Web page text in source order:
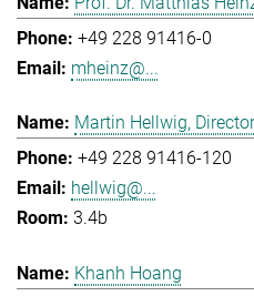
+49 228 91416-0
mheinz@...
Martin Hellwig,
+49 228 91416-120
hellwig@...
3.4b
Khanh Hoang